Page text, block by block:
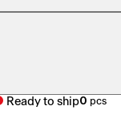
Ready to ship0 pcs